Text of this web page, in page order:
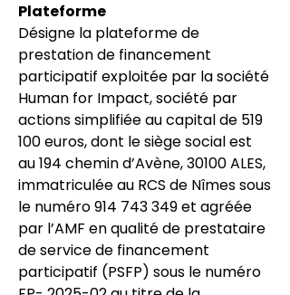
Plateforme
Désigne la plateforme de
prestation de financement
participatif exploitée par la société
Human for Impact, société par
actions simplifiée au capital de 519
100 euros, dont le siège social est
au 194 chemin d’Avène, 30100 ALES,
immatriculée au RCS de Nîmes sous
le numéro914 743 349et agréée
par l’AMF en qualité de prestataire
de service de financement
participatif (PSFP) sous le numéro